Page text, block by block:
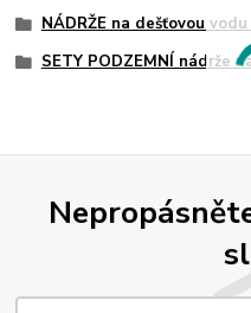
NÁDRŽE na dešťovou
SETY PODZEMNÍ nádrže